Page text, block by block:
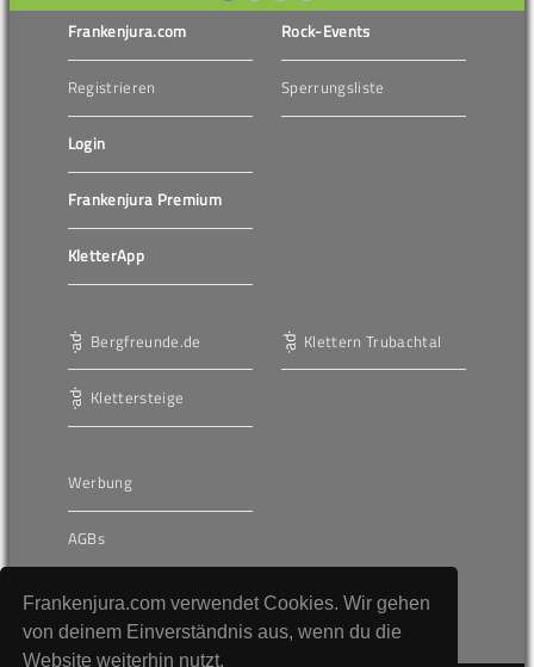
Frankenjura.com verwendet Cookies. Wir gehen
von deinem Einverständnis aus, wenn du die
Website weiterhin nutzt.
Frankenjura.com
Registrieren
Login
Frankenjura Premium
KletterApp
Rock-Events
Sperrungsliste
Bergfreunde.de
Klettersteige
Klettern Trubachtal
Werbung
AGBs
Unser journalistischer
Anspruch